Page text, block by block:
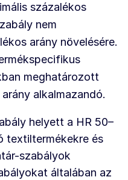
százalékos
nem
arány növelésére.
meghatározott
alkalmazandó.
helyett a HR 50–
textiltermékekre és
szabályok
általában az